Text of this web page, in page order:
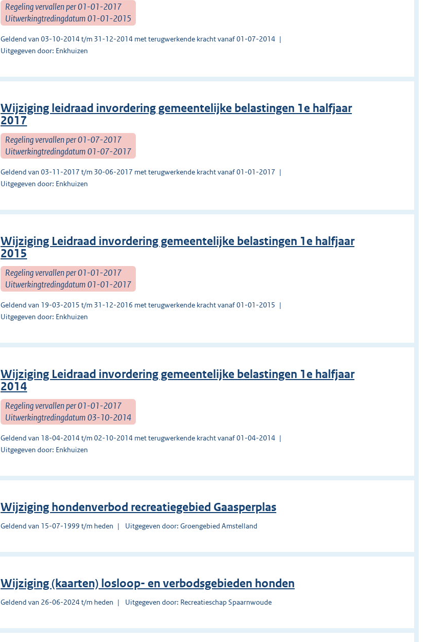
Regeling vervallen per 01-01-2017
Uitwerkingtredingdatum 01-01-2015
Geldend van 03-10-2014 t/m 31-12-2014 met terugwerkende kracht vanaf 01-07-2014
Uitgegeven door: Enkhuizen
Wijziging leidraad invordering gemeentelijke belastingen 1e halfjaar
2017
Regeling vervallen per 01-07-2017
Uitwerkingtredingdatum 01-07-2017
Geldend van 03-11-2017 t/m 30-06-2017 met terugwerkende kracht vanaf 01-01-2017
Uitgegeven door: Enkhuizen
Wijziging Leidraad invordering gemeentelijke belastingen 1e halfjaar
2015
Regeling vervallen per 01-01-2017
Uitwerkingtredingdatum 01-01-2017
Geldend van 19-03-2015 t/m 31-12-2016 met terugwerkende kracht vanaf 01-01-2015
Uitgegeven door: Enkhuizen
Wijziging Leidraad invordering gemeentelijke belastingen 1e halfjaar
2014
Regeling vervallen per 01-01-2017
Uitwerkingtredingdatum 03-10-2014
Geldend van 18-04-2014 t/m 02-10-2014 met terugwerkende kracht vanaf 01-04-2014
Uitgegeven door: Enkhuizen
Wijziging hondenverbod recreatiegebied Gaasperplas
Geldend van 15-07-1999 t/m heden Uitgegeven door: Groengebied Amstelland
Wijziging (kaarten) losloop- en verbodsgebieden honden
Geldend van 26-06-2024 t/m heden Uitgegeven door: Recreatieschap Spaarnwoude